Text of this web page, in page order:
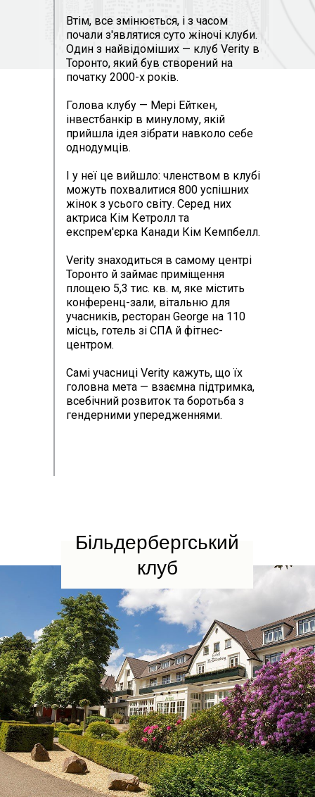
Втім, все змінюється, і з часом
почали з'являтися суто жіночі клуби.
Один з найвідоміших — клуб Verity в
Торонто, який був створений на
початку 2000-х років.
Голова клубу — Мері Ейткен,
інвестбанкір в минулому, якій
прийшла ідея зібрати навколо себе
однодумців.
І у неї це вийшло: членством в клубі
можуть похвалитися 800 успішних
жінок з усього світу. Серед них
актриса Кім Кетролл та
експрем'єрка Канади Кім Кемпбелл.
Verity знаходиться в самому центрі
Торонто й займає приміщення
площею 5,3 тис. кв. м, яке містить
конференц-зали, вітальню для
учасників, ресторан George на 110
місць, готель зі СПА й фітнес-
центром.
Самі учасниці Verity кажуть, що їх
головна мета — взаємна підтримка,
всебічний розвиток та боротьба з
гендерними упередженнями.
Більдербергський
клуб